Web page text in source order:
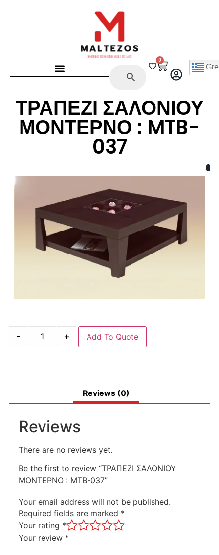
0
ΤΡΑΠΕΖΙ ΣΑΛΟΝΙΟΥ
ΜΟΝΤΕΡΝΟ : MTB-
037
- + Add To Quote
Reviews (0)
Reviews
There are no reviews yet.
Be the first to review “ΤΡΑΠΕΖΙ ΣΑΛΟΝΙΟΥ
ΜΟΝΤΕΡΝΟ : MTB-037”
Your email address will not be published.
Required fields are marked *
Your rating *
Your review *